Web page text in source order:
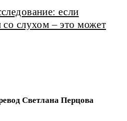
если
слухом – это может
Светлана Перцова